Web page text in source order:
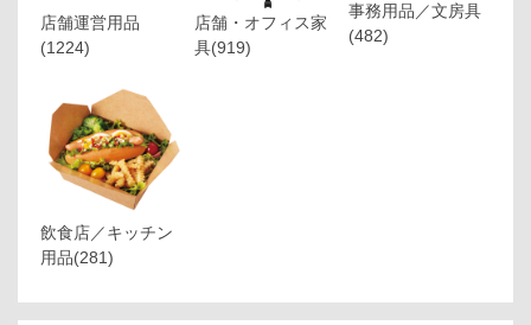
店舗運営用品
(1224)
店舗・オフィス家
具(919)
事務用品／文房具
(482)
飲食店／キッチン
用品(281)